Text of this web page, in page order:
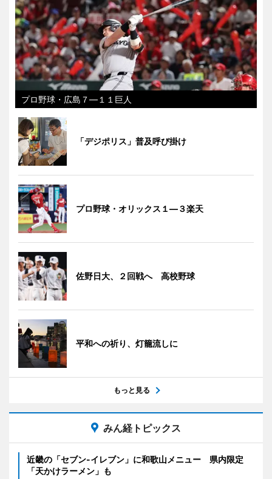
プロ野球・広島７―１１巨人
「デジポリス」普及呼び掛け
プロ野球・オリックス１―３楽天
佐野日大、２回戦へ 高校野球
平和への祈り、灯籠流しに
もっと見る
みん経トピックス
近畿の「セブン-イレブン」に和歌山メニュー 県内限定
「天かけラーメン」も